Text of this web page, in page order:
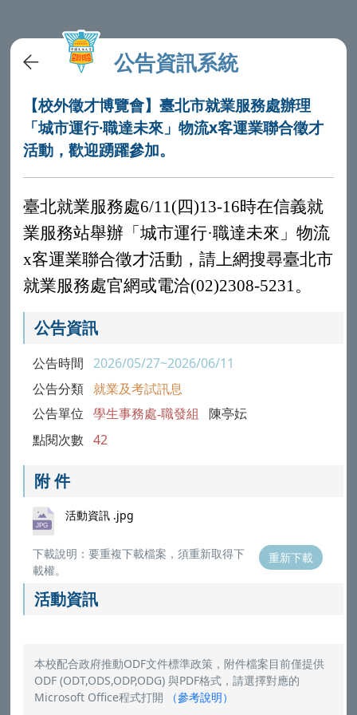
公告資訊系統
【校外徵才博覽會】臺北市就業服務處辦理
「城市運行·職達未來」物流x客運業聯合徵才
活動，歡迎踴躍參加。
臺北就業服務處6/11(四)13-16時在信義就
業服務站舉辦「城市運行·職達未來」物流
x客運業聯合徵才活動，請上網搜尋臺北市
就業服務處官網或電洽(02)2308-5231。
公告資訊
公告時間 2026/05/27~2026/06/11
公告分類 就業及考試訊息
公告單位 學生事務處-職發組 陳亭妘
點閱次數 42
附 件
活動資訊 .jpg
下載說明：要重複下載檔案，須重新取得下
載權。
重新下載
活動資訊
本校配合政府推動ODF文件標準政策，附件檔案目前僅提供
ODF (ODT,ODS,ODP,ODG) 與PDF格式，請選擇對應的
Microsoft Office程式打開
（參考說明）